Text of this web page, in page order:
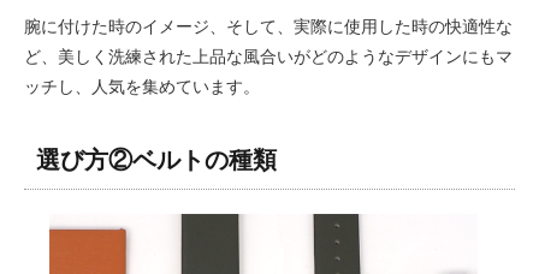
腕に付けた時のイメージ、そして、実際に使用した時の快適性な
ど、美しく洗練された上品な風合いがどのようなデザインにもマ
ッチし、人気を集めています。
選び方②ベルトの種類